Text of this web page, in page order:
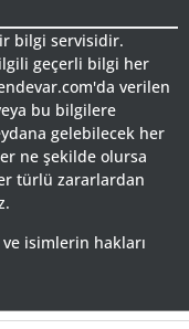
bilgi servisidir.
geçerli bilgi her
verilen
bu bilgilere
gelebilecek her
ne şekilde olursa
türlü zararlardan
isimlerin hakları